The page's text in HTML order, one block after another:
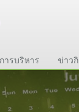
ารบริหาร ข่าว